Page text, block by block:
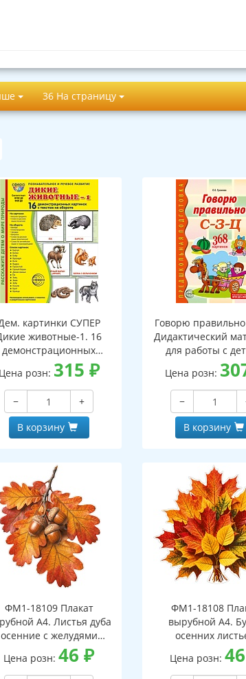
36 На страницу
картинки СУПЕР
животные-1. 16
демонстрационных
картинок с текстом В
ПАПКЕ (173х220 мм)
Цена розн: 315 ₽
−
+
В корзину
Говорю
Дидактический
для работы с
дошкольного и
школьного
изд.
Цена розн:
−
В корзину
ФМ1-18109 Плакат
А4. Листья дуба
осенние с желудями
ВД-лак)
Цена розн:46₽
ФМ1-18108
вырубной А4.
осенних
(двухсторонний,
Цена розн: